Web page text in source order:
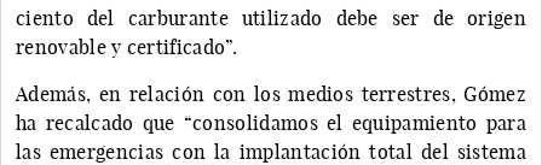
ciento del carburante utilizado debe ser de origen
renovable y certificado”.
Además, en relación con los medios terrestres, Gómez
ha recalcado que “consolidamos el equipamiento para
las emergencias con la implantación total del sistema